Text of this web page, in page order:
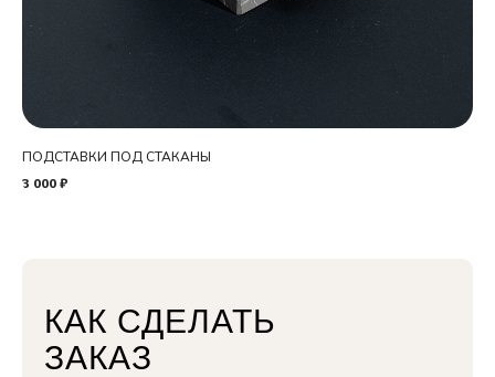
ПОДСТАВКИ ПОД СТАКАНЫ
3 000₽
КАК СДЕЛАТЬ
ЗАКАЗ